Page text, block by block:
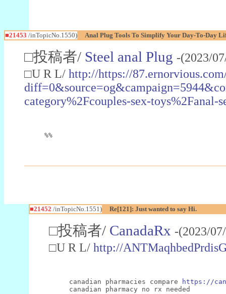
■21453 /inTopicNo.1550) Anal Plug Tools To Simplify Your Day-To-Day
□投稿者/ Steel anal Plug -(2023/
□U R L/ http://https://
category%2Fcouples-sex-toys%2Fanal-
%%
■21452 /inTopicNo.1551) Re[121]: Just wanted to say Hi.
□投稿者/ CanadaRx -(2023/
□U R L/ http://
canadian pharmacies compare
https://
canadian pharmacy no rx needed